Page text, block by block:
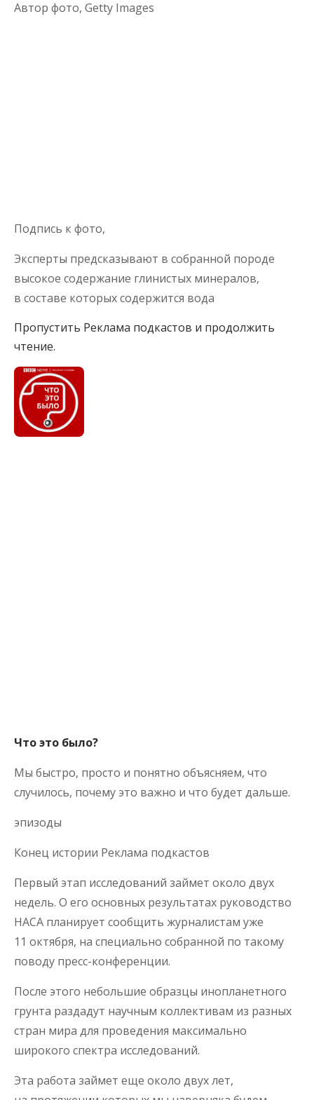
Автор фото, Getty Images
Подпись к фото,
Эксперты предсказывают в собранной породе
высокое содержание глинистых минералов,
в составе которых содержится вода
Пропустить Реклама подкастов и продолжить
чтение.
Что это было?
Мы быстро, просто и понятно объясняем, что
случилось, почему это важно и что будет дальше.
эпизоды
Конец истории Реклама подкастов
Первый этап исследований займет около двух
недель. О его основных результатах руководство
НАСА планирует сообщить журналистам уже
11 октября, на специально собранной по такому
поводу пресс-конференции.
После этого небольшие образцы инопланетного
грунта раздадут научным коллективам из разных
стран мира для проведения максимально
широкого спектра исследований.
Эта работа займет еще около двух лет,